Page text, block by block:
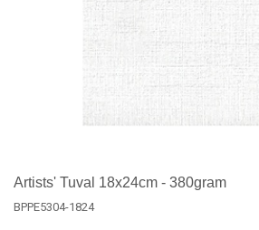
Artists' Tuval 18x24cm - 380gram
BPPE5304-1824